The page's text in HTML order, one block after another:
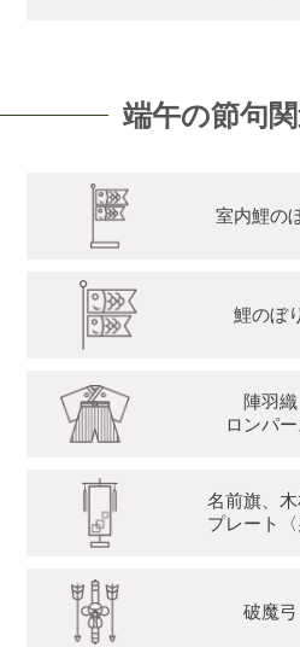
端午の節句
室内鯉の
鯉のぼ
陣羽織
ロンパー
名前旗、木
プレート〈
破魔弓